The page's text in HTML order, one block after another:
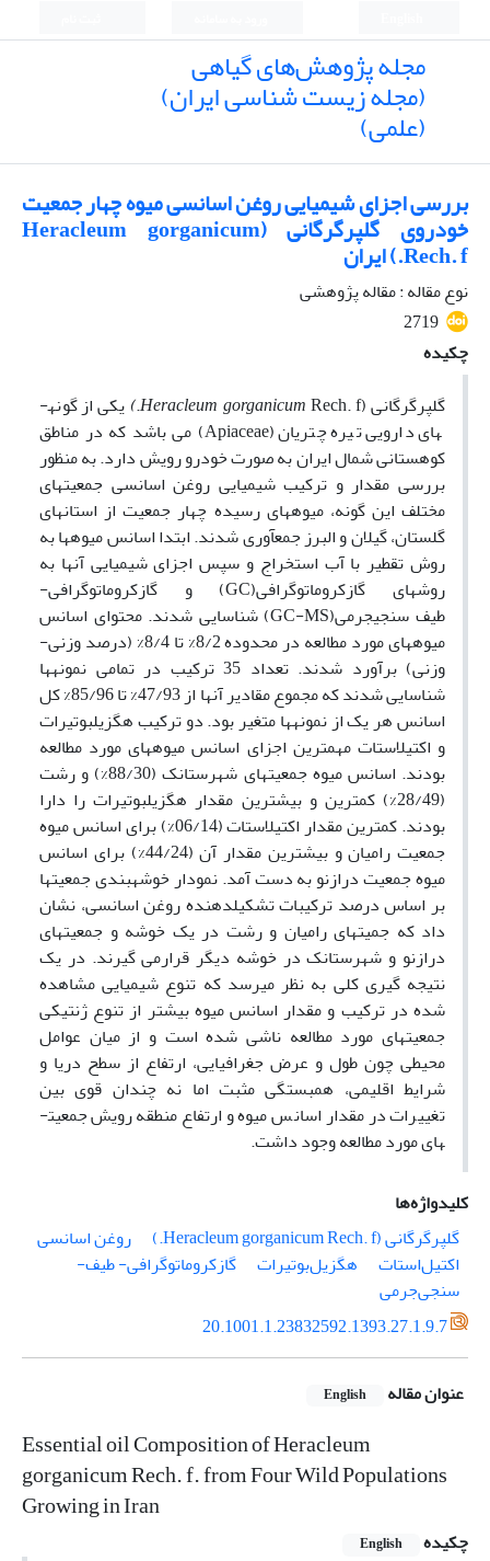
مجله پژوهش‌های گیاهی
(مجله زیست شناسی ایران)
(علمی)
بررسی اجزای شیمیایی روغن اسانسی میوه چهار جمعیت
خودروی گلپر‌گرگانی (Heracleum gorganicum
Rech. f.) ایران
نوع مقاله : مقاله پژوهشی
2719
چکیده
گلپر­گرگانی (
Heracleum gorganicumRech. f.
)
یکی از گونه­
های دارویی تیره چتریان (Apiaceae) می باشد که در مناطق
کوهستانی شمال ایران به صورت خودرو رویش دارد. به منظور
بررسی مقدار و ترکیب شیمیایی روغن اسانسی جمعیت­های
مختلف این گونه، میوه­های رسیده چهار جمعیت از استان­های
گلستان، گیلان و البرز جمع­آوری شدند. ابتدا اسانس میوه­ها به
روش تقطیر با آب استخراج و سپس اجزای شیمیایی آن­ها به
روش­های گازکروماتوگرافی(GC) و گازکروماتوگرافی-
طیف سنجی­جرمی(GC-MS) شناسایی شدند. محتوای اسانس
میوه­های مورد مطالعه در محدوده 8/2% تا 8/4% (درصد وزنی-
وزنی) برآورد شدند. تعداد 35 ترکیب در تمامی نمونه­ها
شناسایی شدند که مجموع مقادیر آن­ها از 47/93% تا 85/96% کل
اسانس هر یک از نمونه­ها متغیر بود. دو ترکیب هگزیل­بوتیرات
و اکتیل­استات مهم­ترین اجزای اسانس میوه­­های مورد مطالعه
بودند. اسانس میوه جمعیت­های شهرستانک (88/30%) و رشت
(28/49%) کم­ترین و بیش­ترین مقدار هگزیل­بوتیرات را دارا
بودند. کم­ترین مقدار اکتیل­استات (06/14%) برای اسانس میوه
جمعیت رامیان و بیش­ترین مقدار آن (44/24%) برای اسانس
میوه جمعیت درازنو به دست آمد. نمودار خوشه­بندی جمعیت­ها
بر اساس درصد ترکیبات تشکیل­دهنده روغن اسانسی، نشان
داد که جمیت­های رامیان و رشت در یک خوشه و جمعیت­های
درازنو و شهرستانک در خوشه دیگر قرارمی گیرند. در یک
نتیجه گیری کلی به نظر می­رسد که تنوع شیمیایی مشاهده
شده در ترکیب و مقدار اسانس میوه بیش­تر از تنوع ژنتیکی
جمعیت­های مورد مطالعه ناشی شده است و از میان عوامل
محیطی چون طول و عرض جغرافیایی، ارتفاع از سطح دریا و
شرایط اقلیمی، همبستگی مثبت اما نه چندان قوی بین
تغییرات در مقدار اسانس میوه و ارتفاع منطقه رویش جمعیت­
های مورد مطالعه وجود داشت.
کلیدواژه‌ها
گلپر‌گرگانی (Heracleum gorganicum Rech. f.)
روغن اسانسی
اکتیل‌استات
هگزیل‌بوتیرات
گازکروماتوگرافی- طیف-
سنجی‌جرمی
20.1001.1.23832592.1393.27.1.9.7
عنوان مقاله English
Essential oil Composition of Heracleum
gorganicum Rech. f. from Four Wild Populations
Growing in Iran
چکیده English